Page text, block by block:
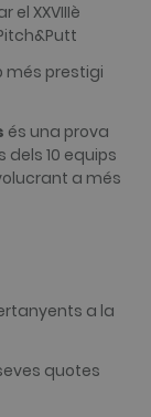
el XXVIIIè
més prestigi
és una prova
10 equips
a més
a la
quotes
com
with Google
significant